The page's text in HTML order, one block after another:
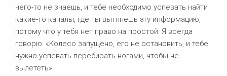
чего-то не знаешь, и тебе необходимо успевать найти
какие-то каналы, где ты вытянешь эту информацию,
потому что у тебя нет право на простой. Я всегда
говорю: «Колесо запущено, его не остановить, и тебе
нужно успевать перебирать ногами, чтобы не
вылететь».